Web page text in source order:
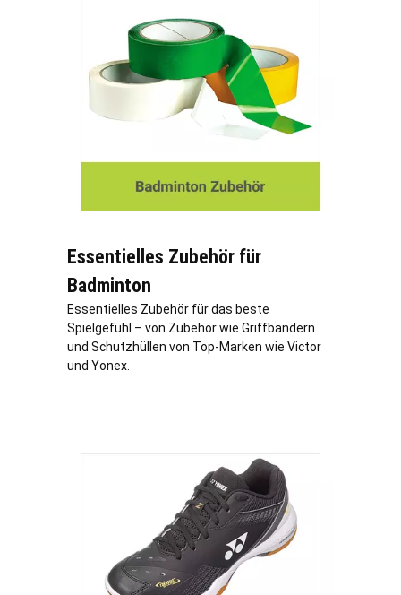
Essentielles Zubehör für
Badminton
Essentielles Zubehör für das beste
Spielgefühl – von Zubehör wie Griffbändern
und Schutzhüllen von Top-Marken wie Victor
und Yonex.